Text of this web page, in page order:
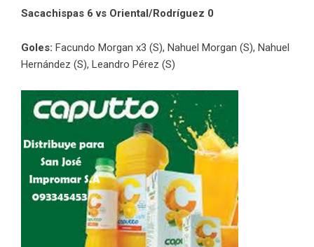
Sacachispas 6 vs Oriental/Rodríguez 0
Goles: Facundo Morgan x3 (S), Nahuel Morgan (S), Nahuel
Hernández (S), Leandro Pérez (S)